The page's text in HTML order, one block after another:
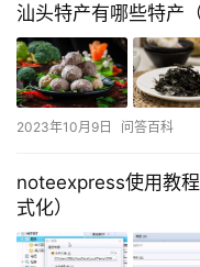
汕头特产有哪些特产
2023年10月9日 问答百科
noteexpress使用教
式化）